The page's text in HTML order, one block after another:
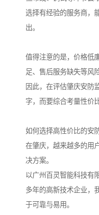
选择有经验的服务商，
出。
值得注意的是，价格低
足、售后服务缺失等风险
因此，在评估肇庆安防
字，而要综合考量性价比
如何选择高性价比的安
在肇庆，越来越多的用
决方案。
以广州百灵智能科技有
多年的高新技术企业，
于可靠与易用。